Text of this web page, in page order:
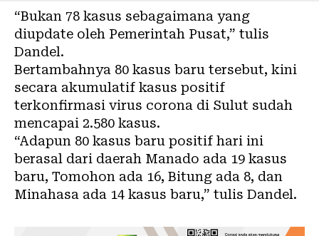
“Bukan 78 kasus sebagaimana yang
diupdate oleh Pemerintah Pusat,” tulis
Dandel.
Bertambahnya 80 kasus baru tersebut, kini
secara akumulatif kasus positif
terkonfirmasi virus corona di Sulut sudah
mencapai 2.580 kasus.
“Adapun 80 kasus baru positif hari ini
berasal dari daerah Manado ada 19 kasus
baru, Tomohon ada 16, Bitung ada 8, dan
Minahasa ada 14 kasus baru,” tulis Dandel.